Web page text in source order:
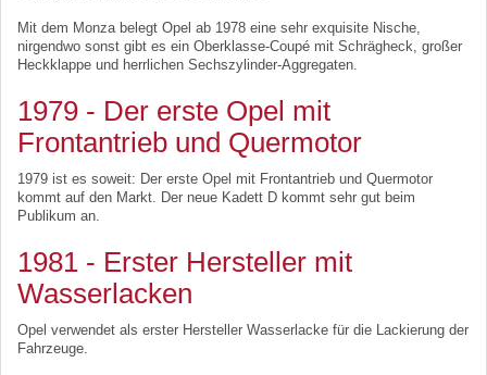
Mit dem Monza belegt Opel ab 1978 eine sehr exquisite Nische,
nirgendwo sonst gibt es ein Oberklasse-Coupé mit Schrägheck, großer
Heckklappe und herrlichen Sechszylinder-Aggregaten.
1979 - Der erste Opel mit
Frontantrieb und Quermotor
1979 ist es soweit: Der erste Opel mit Frontantrieb und Quermotor
kommt auf den Markt. Der neue Kadett D kommt sehr gut beim
Publikum an.
1981 - Erster Hersteller mit
Wasserlacken
Opel verwendet als erster Hersteller Wasserlacke für die Lackierung der
Fahrzeuge.